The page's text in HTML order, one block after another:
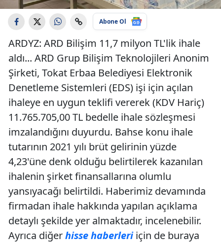
Abone Ol
ARDYZ: ARD Bilişim 11,7 milyon TL'lik ihale
aldı... ARD Grup Bilişim Teknolojileri Anonim
Şirketi, Tokat Erbaa Belediyesi Elektronik
Denetleme Sistemleri (EDS) işi için açılan
ihaleye en uygun teklifi vererek (KDV Hariç)
11.765.705,00 TL bedelle ihale sözleşmesi
imzalandığını duyurdu. Bahse konu ihale
tutarının 2021 yılı brüt gelirinin yüzde
4,23'üne denk olduğu belirtilerek kazanılan
ihalenin şirket finansallarına olumlu
yansıyacağı belirtildi. Haberimiz devamında
firmadan ihale hakkında yapılan açıklama
detaylı şekilde yer almaktadır, incelenebilir.
Ayrıca diğerhisse haberleriiçin de buraya